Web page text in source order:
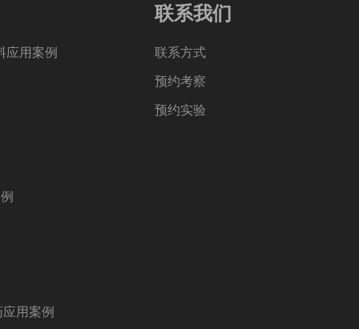
应用案例
用案例
联系我们
联系方式
预约考察
预约实验